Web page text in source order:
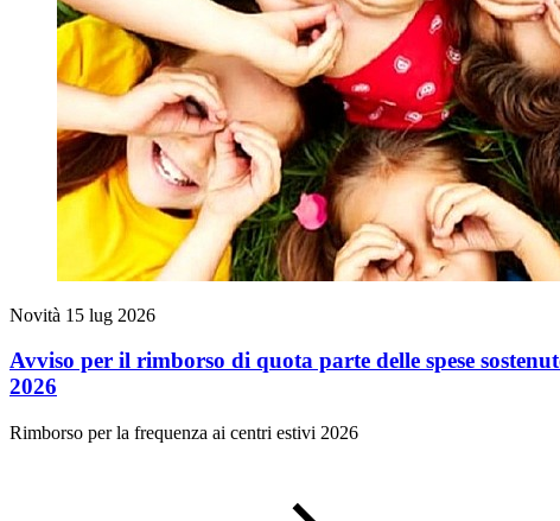
Novità 15 lug 2026
Avviso per il rimborso di quota parte delle spese
2026
Rimborso per la frequenza ai centri estivi 2026